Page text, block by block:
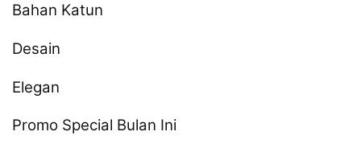
Bahan Katun
Desain
Elegan
Promo Special Bulan Ini